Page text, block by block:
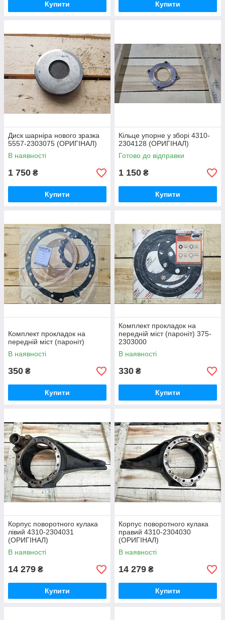
Купити Купити
Диск шарніра нового зразка
5557-2303075 (ОРИГІНАЛ)
В наявності
1 750 ₴
Купити
Кільце упорне у зборі 4310-
2304128 (ОРИГІНАЛ)
Готово до відправки
1 150 ₴
Купити
Комплект прокладок на
передній міст (пароніт)
В наявності
350 ₴
Купити
Комплект прокладок на
передній міст (пароніт) 375-
2303000
В наявності
330 ₴
Купити
Корпус поворотного кулака
лівий 4310-2304031
(ОРИГІНАЛ)
В наявності
14 279 ₴
Купити
Корпус поворотного кулака
правий 4310-2304030
(ОРИГІНАЛ)
В наявності
14 279 ₴
Купити